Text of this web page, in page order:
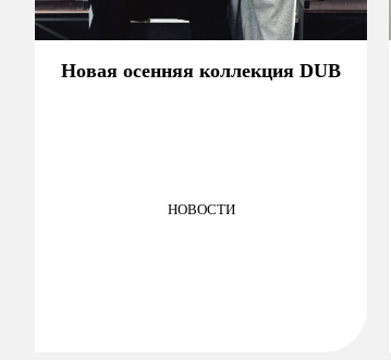
Новая осенняя коллекция DUB
НОВОСТИ